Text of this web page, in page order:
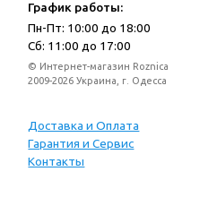
График работы:
Пн-Пт: 10:00 до 18:00
Сб: 11:00 до 17:00
© Интернет-магазин Roznica
2009-2026 Украина, г. Одесса
Доставка и Оплата
Гарантия и Сервис
Контакты